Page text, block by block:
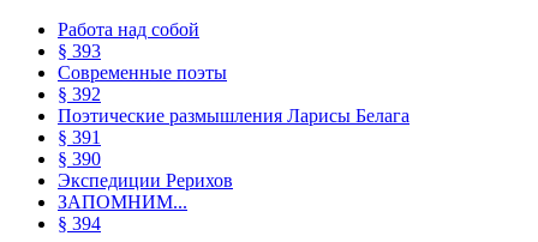
Работа над собой
§ 393
Современные поэты
§ 392
Поэтические размышления Ларисы Белага
§ 391
§ 390
Экспедиции Рерихов
ЗАПОМНИМ...
§ 394